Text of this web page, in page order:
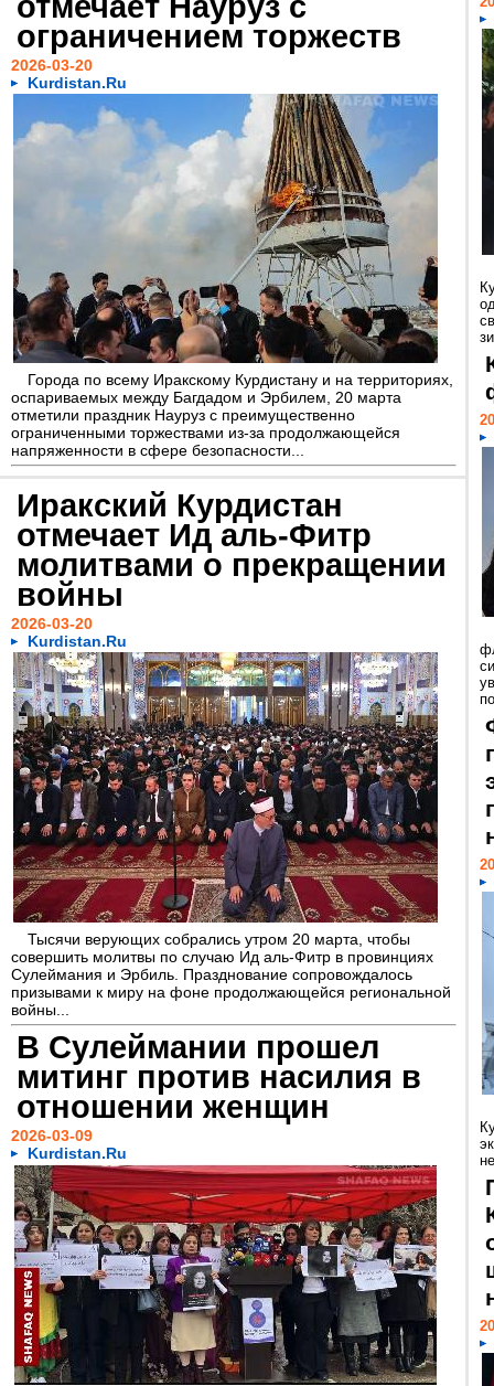
ограничением торжеств
2026-03-20
Kurdistan.Ru
Города по всему Иракскому Курдистану и на территориях,
оспариваемых между Багдадом и Эрбилем, 20 марта
отметили праздник Науруз с преимущественно
ограниченными торжествами из-за продолжающейся
напряженности в сфере безопасности...
Иракский Курдистан
отмечает Ид аль-Фитр
молитвами о прекращении
войны
2026-03-20
Kurdistan.Ru
Тысячи верующих собрались утром 20 марта, чтобы
совершить молитвы по случаю Ид аль-Фитр в провинциях
Сулеймания и Эрбиль. Празднование сопровождалось
призывами к миру на фоне продолжающейся региональной
войны...
В Сулеймании прошел
митинг против насилия в
отношении женщин
2026-03-09
Kurdistan.Ru